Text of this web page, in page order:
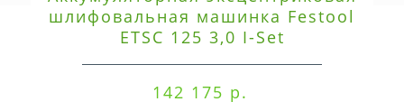
шлифовальная машинка Festool
ETSC 125 3,0 I-Set
142 175 р.